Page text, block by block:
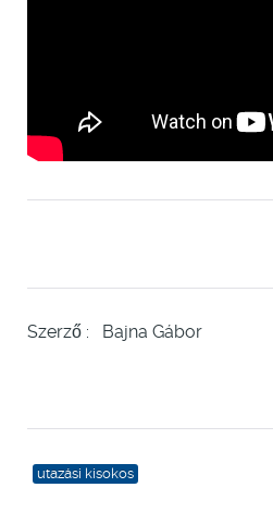
Szerző : Bajna Gábor
utazási kisokos